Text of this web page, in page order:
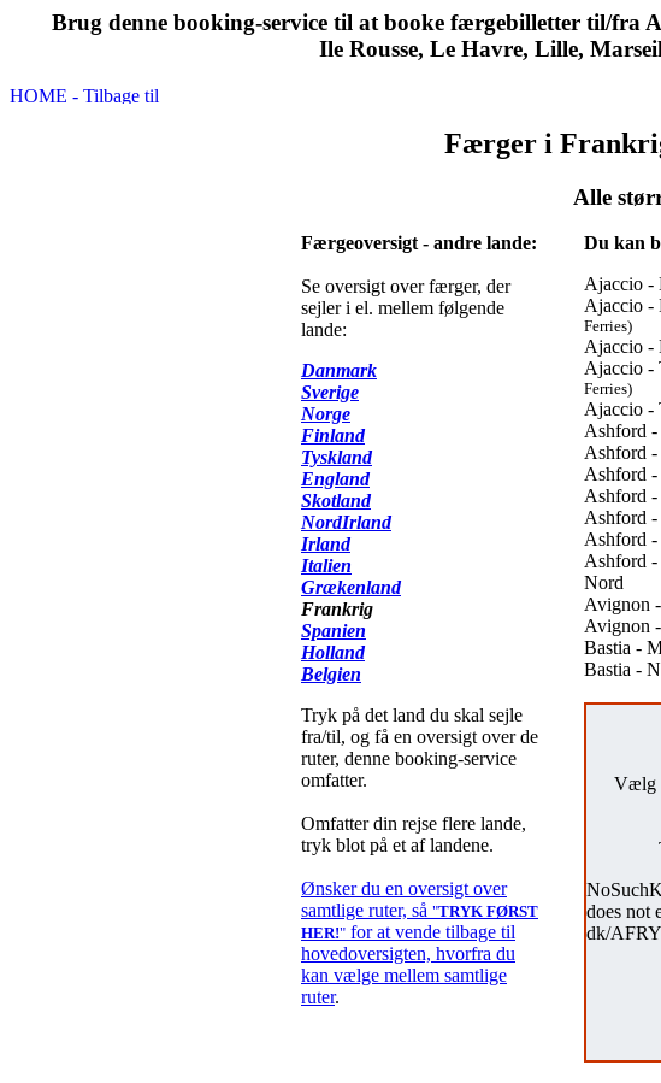
Brug denne booking-service til at booke færgebilletter til/fra
Ile Rousse, Le Havre, Lille,
Færger i
Alle
Færgeoversigt - andre lande:
Se oversigt over færger, der
sejler i el. mellem følgende
lande:
Danmark
Sverige
Norge
Finland
Tyskland
England
Skotland
NordIrland
Irland
Italien
Grækenland
Frankrig
Spanien
Holland
Belgien
Tryk på det land du skal sejle
fra/til, og få en oversigt over de
ruter, denne booking-service
omfatter.
Omfatter din rejse flere lande,
tryk blot på et af landene.
Ønsker du en oversigt over
samtlige ruter, så "TRYK FØRST
HER!" for at vende tilbage til
hovedoversigten, hvorfra du
kan vælge mellem samtlige
ruter.
Du kan
Ajaccio -
Ajaccio -
Ferries)
Ajaccio -
Ajaccio -
Ferries)
Ajaccio -
Ashford
Ashford
Ashford -
Ashford -
Ashford
Ashford
Ashford -
Nord
Avignon
Avignon
Bastia -
Bastia -
Vælg